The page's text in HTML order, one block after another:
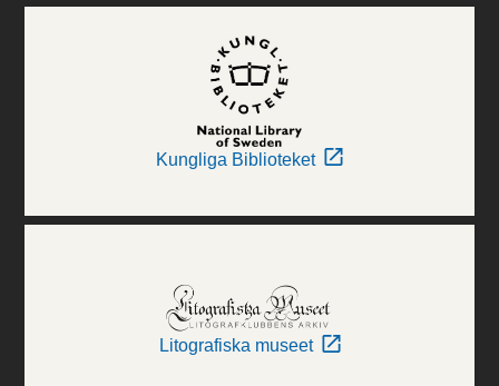
Kungliga Biblioteket
Litografiska museet